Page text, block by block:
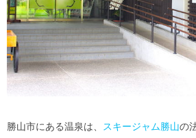
勝山市にある温泉は、 スキージャム勝山の